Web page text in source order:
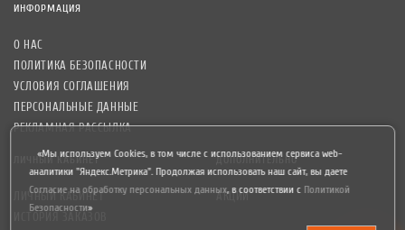
ИНФОРМАЦИЯ
О НАС
ПОЛИТИКА БЕЗОПАСНОСТИ
УСЛОВИЯ СОГЛАШЕНИЯ
ПЕРСОНАЛЬНЫЕ ДАННЫЕ
РЕКЛАМНАЯ РАССЫЛКА
ЛИЧНЫЙ КАБИНЕТ
ЛИЧНЫЙ КАБИНЕТ
ДОПОЛНИТЕЛЬНО
АКЦИИ
«Мы используем Cookies, в том числе с использованием сервиса web-
аналитики "Яндекс.Метрика". Продолжая использовать наш сайт, вы даете
Согласие на обработку персональных данных,в соответствии с Политикой
Безопасности»